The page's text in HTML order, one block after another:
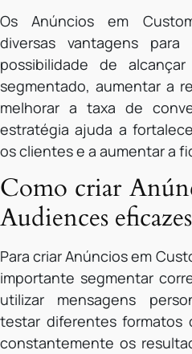
Os Anúncios em
diversas vantagens
possibilidade de
segmentado, aumentar a
melhorar a taxa de
estratégia ajuda a
os clientes e a aumentar a
Como criar
Audiences
Para criar Anúncios em
importante segmentar
utilizar mensagens
testar diferentes formatos
constantemente os